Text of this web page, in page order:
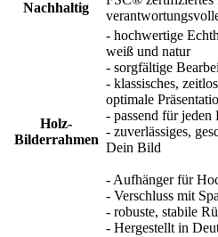
Nachhaltig
Holz-
Bilderrahmen
- hochwertige
weiß und natur
- sorgfältige
- klassisches,
optimale
- passend für jeden
- zuverlässiges,
Dein Bild
- Aufhänger für
- Verschluss mit
- robuste, stabile
- Hergestellt in